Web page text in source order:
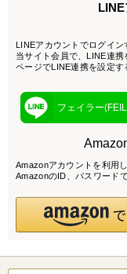
LINEアカウントでログイン
当サイト会員で、LINE連
ページでLINE連携を設定す
フェイラー
Amazonアカウントを利用
AmazonのID、パスワード